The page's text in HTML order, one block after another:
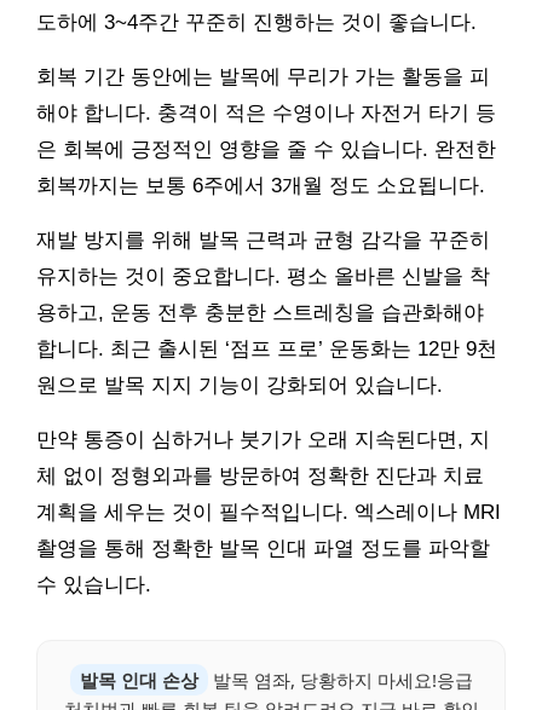
도하에 3~4주간 꾸준히 진행하는 것이 좋습니다.
회복 기간 동안에는 발목에 무리가 가는 활동을 피
해야 합니다. 충격이 적은 수영이나 자전거 타기 등
은 회복에 긍정적인 영향을 줄 수 있습니다. 완전한
회복까지는 보통 6주에서 3개월 정도 소요됩니다.
재발 방지를 위해 발목 근력과 균형 감각을 꾸준히
유지하는 것이 중요합니다. 평소 올바른 신발을 착
용하고, 운동 전후 충분한 스트레칭을 습관화해야
합니다. 최근 출시된 ‘점프 프로’ 운동화는 12만 9천
원으로 발목 지지 기능이 강화되어 있습니다.
만약 통증이 심하거나 붓기가 오래 지속된다면, 지
체 없이 정형외과를 방문하여 정확한 진단과 치료
계획을 세우는 것이 필수적입니다. 엑스레이나 MRI
촬영을 통해 정확한 발목 인대 파열 정도를 파악할
수 있습니다.
발목 인대 손상
발목 염좌, 당황하지 마세요!응급